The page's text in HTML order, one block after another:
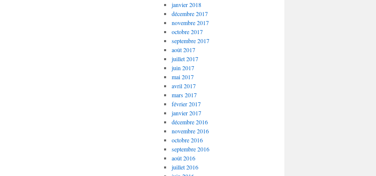
janvier 2018
décembre 2017
novembre 2017
octobre 2017
septembre 2017
août 2017
juillet 2017
juin 2017
mai 2017
avril 2017
mars 2017
février 2017
janvier 2017
décembre 2016
novembre 2016
octobre 2016
septembre 2016
août 2016
juillet 2016